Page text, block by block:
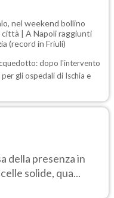
nel weekend bollino
città | A Napoli raggiunti
(record in Friuli)
dopo l'intervento
gli ospedali di Ischia e
della presenza in
solide, qua...